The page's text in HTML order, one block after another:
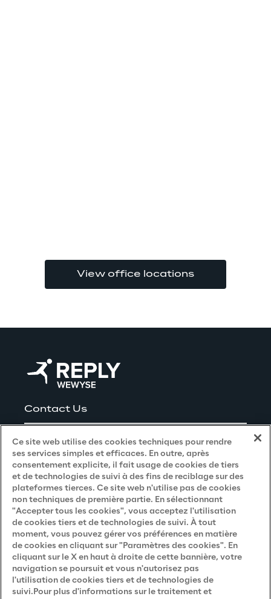
View office locations
Contact Us
Careers
Privacy and Legal
Privacy & Cookie Policy
Privacy Notice(Candidat)
Privacy Notice(Client)
Privacy Notice(Fournisseur)
Ce site web utilise des cookies techniques pour rendre
ses services simples et efficaces. En outre, après
consentement explicite, il fait usage de cookies de tiers
et de technologies de suivi à des fins de reciblage sur des
plateformes tierces. Ce site web n'utilise pas de cookies
non techniques de première partie. En sélectionnant
"Accepter tous les cookies", vous acceptez l'utilisation
de cookies tiers et de technologies de suivi. À tout
moment, vous pouvez gérer vos préférences en matière
de cookies en cliquant sur "Paramètres des cookies". En
cliquant sur le X en haut à droite de cette bannière, votre
navigation se poursuit et vous n'autorisez pas
l'utilisation de cookies tiers et de technologies de
suivi.Pour plus d'informations sur le traitement et